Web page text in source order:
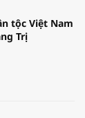
tộc Việt Nam
Trị